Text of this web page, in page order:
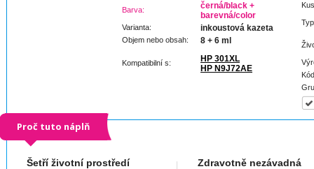
Barva:
černá/black +
barevná/color
Varianta: inkoustová kazeta
Objem nebo obsah: 8 + 6 ml
Kompatibilní s:
HP 301XL
HP N9J72AE
Proč tuto náplň
Šetří životní prostředí Zdravotně nezávadná